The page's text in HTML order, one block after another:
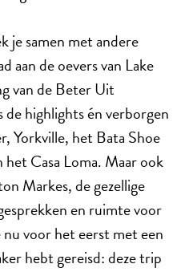
je samen met andere
aan de oevers van Lake
van de Beter Uit
de highlights én verborgen
Yorkville, het Bata Shoe
het Casa Loma. Maar ook
Markes, de gezellige
en ruimte voor
voor het eerst met een
hebt gereisd: deze trip